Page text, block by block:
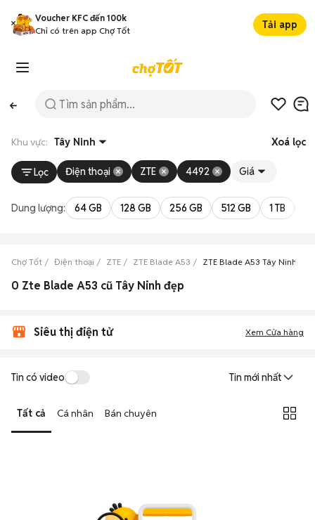
Voucher KFC đến 100k
Chỉ có trên app Chợ Tốt
Tải app
Khu vực: Tây Ninh Xoá lọc
Lọc Điện thoại ZTE 4492 Giá
Dung lượng: 64 GB 128 GB 256 GB 512 GB 1 TB
Chợ Tốt Điện thoại ZTE ZTE Blade A53 ZTE Blade A53 Tây Ninh
0 Zte Blade A53 cũ Tây Ninh đẹp
Siêu thị điện tử Xem Cửa hàng
Tin có video Tin mới nhất
Tất cả Cá nhân Bán chuyên